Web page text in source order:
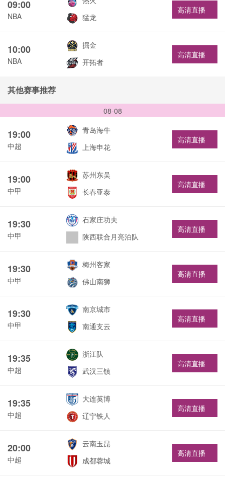
09:00
NBA
猛龙
高清直播
10:00
NBA
掘金
开拓者
高清直播
其他赛事推荐
08-08
19:00
中超
青岛海牛
上海申花
高清直播
19:00
中甲
苏州东吴
长春亚泰
高清直播
19:30
中甲
石家庄功夫
陕西联合月亮泊队
高清直播
19:30
中甲
梅州客家
佛山南狮
高清直播
19:30
中甲
南京城市
南通支云
高清直播
19:35
中超
浙江队
武汉三镇
高清直播
19:35
中超
大连英博
辽宁铁人
高清直播
20:00
中超
云南玉昆
成都蓉城
高清直播